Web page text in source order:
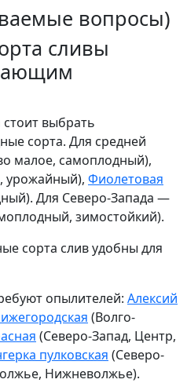
вопросы)
сливы
выбрать
сорта. Для средней
малое, самоплодный),
урожайный), Фиолетовая
Для Северо-Запада —
зимостойкий).
сорта слив удобны для
опылителей: Алексий
(Волго-
(Северо-Запад, Центр,
пулковская (Северо-
Нижневолжье).